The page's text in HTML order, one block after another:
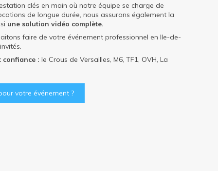
clés en main où notre équipe se charge de
de longue durée, nous assurons également la
une solution vidéo complète.
faire de votre événement professionnel en Ile-de-
confiance : le Crous de Versailles, M6, TF1, OVH, La
votre événement ?